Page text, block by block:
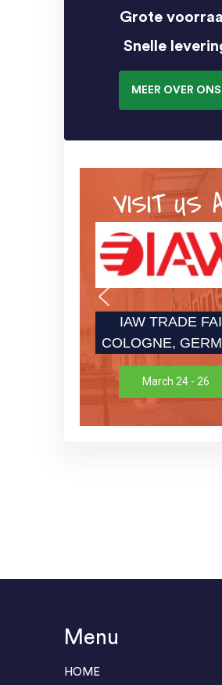
Grote
Snelle
MEER OVER ONS
VISIT US
IAW TRADE
COLOGNE,
March 24 - 26
Menu
HOME